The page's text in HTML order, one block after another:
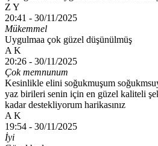
Z Y
20:41 - 30/11/2025
Mükemmel
Uygulmaa çok güzel düşünülmüş
A K
20:26 - 30/11/2025
Çok memnunum
Kesinlikle elini soğukmuşum
yaz birileri senin için en güzel kaliteli
kadar destekliyorum harikasınız
A K
19:54 - 30/11/2025
İyi